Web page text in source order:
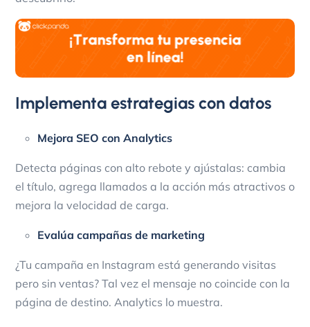
Implementa estrategias con datos
Mejora SEO con Analytics
Detecta páginas con alto rebote y ajústalas: cambia
el título, agrega llamados a la acción más atractivos o
mejora la velocidad de carga.
Evalúa campañas de marketing
¿Tu campaña en Instagram está generando visitas
pero sin ventas? Tal vez el mensaje no coincide con la
página de destino. Analytics lo muestra.